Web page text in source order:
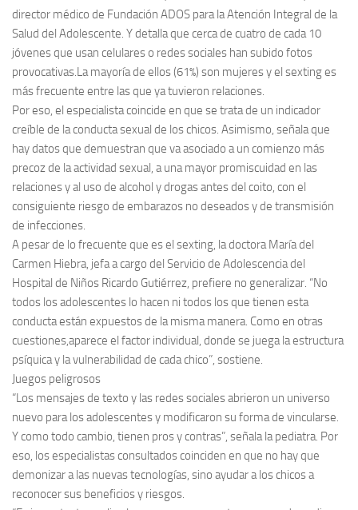
director médico de Fundación ADOS para la Atención Integral de la
Salud del Adolescente. Y detalla que cerca de cuatro de cada 10
jóvenes que usan celulares o redes sociales han subido fotos
provocativas.La mayoría de ellos (61%) son mujeres y el sexting es
más frecuente entre las que ya tuvieron relaciones.
Por eso, el especialista coincide en que se trata de un indicador
creíble de la conducta sexual de los chicos. Asimismo, señala que
hay datos que demuestran que va asociado a un comienzo más
precoz de la actividad sexual, a una mayor promiscuidad en las
relaciones y al uso de alcohol y drogas antes del coito, con el
consiguiente riesgo de embarazos no deseados y de transmisión
de infecciones.
A pesar de lo frecuente que es el sexting, la doctora María del
Carmen Hiebra, jefa a cargo del Servicio de Adolescencia del
Hospital de Niños Ricardo Gutiérrez, prefiere no generalizar. “No
todos los adolescentes lo hacen ni todos los que tienen esta
conducta están expuestos de la misma manera. Como en otras
cuestiones,aparece el factor individual, donde se juega la estructura
psíquica y la vulnerabilidad de cada chico”, sostiene.
Juegos peligrosos
“Los mensajes de texto y las redes sociales abrieron un universo
nuevo para los adolescentes y modificaron su forma de vincularse.
Y como todo cambio, tienen pros y contras”, señala la pediatra. Por
eso, los especialistas consultados coinciden en que no hay que
demonizar a las nuevas tecnologías, sino ayudar a los chicos a
reconocer sus beneficios y riesgos.